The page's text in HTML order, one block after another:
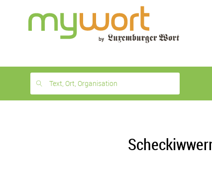
month
free
Text, Ort, Organisation